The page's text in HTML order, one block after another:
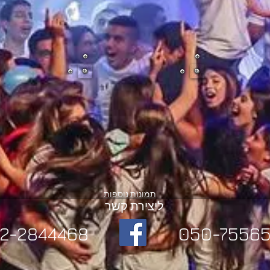
תמונות נוספות
ליצירת קשר
2844468 050-